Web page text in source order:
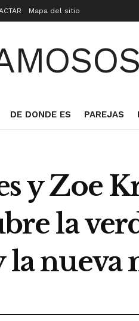
Mapa del sitio
DE DONDE ES PAREJAS
y Zoe
la
nueva